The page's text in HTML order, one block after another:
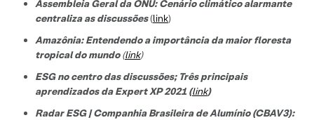
Assembleia Geral da ONU: Cenário climático alarmante
centraliza as discussões(link)
Amazônia: Entendendo a importância da maior floresta
tropical do mundo (link)
ESG no centro das discussões; Três principais
aprendizados da Expert XP 2021 (link)
Radar ESG | Companhia Brasileira de Alumínio (CBAV3):